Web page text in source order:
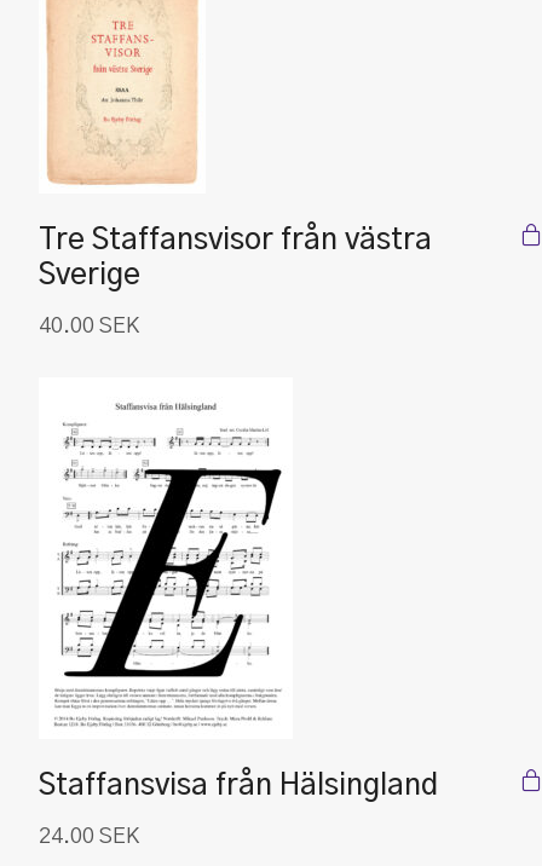
Tre Staffansvisor från västra
Sverige
40.00 SEK
Staffansvisa från Hälsingland
24.00 SEK